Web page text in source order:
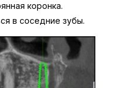
коронка.
в соседние зубы.